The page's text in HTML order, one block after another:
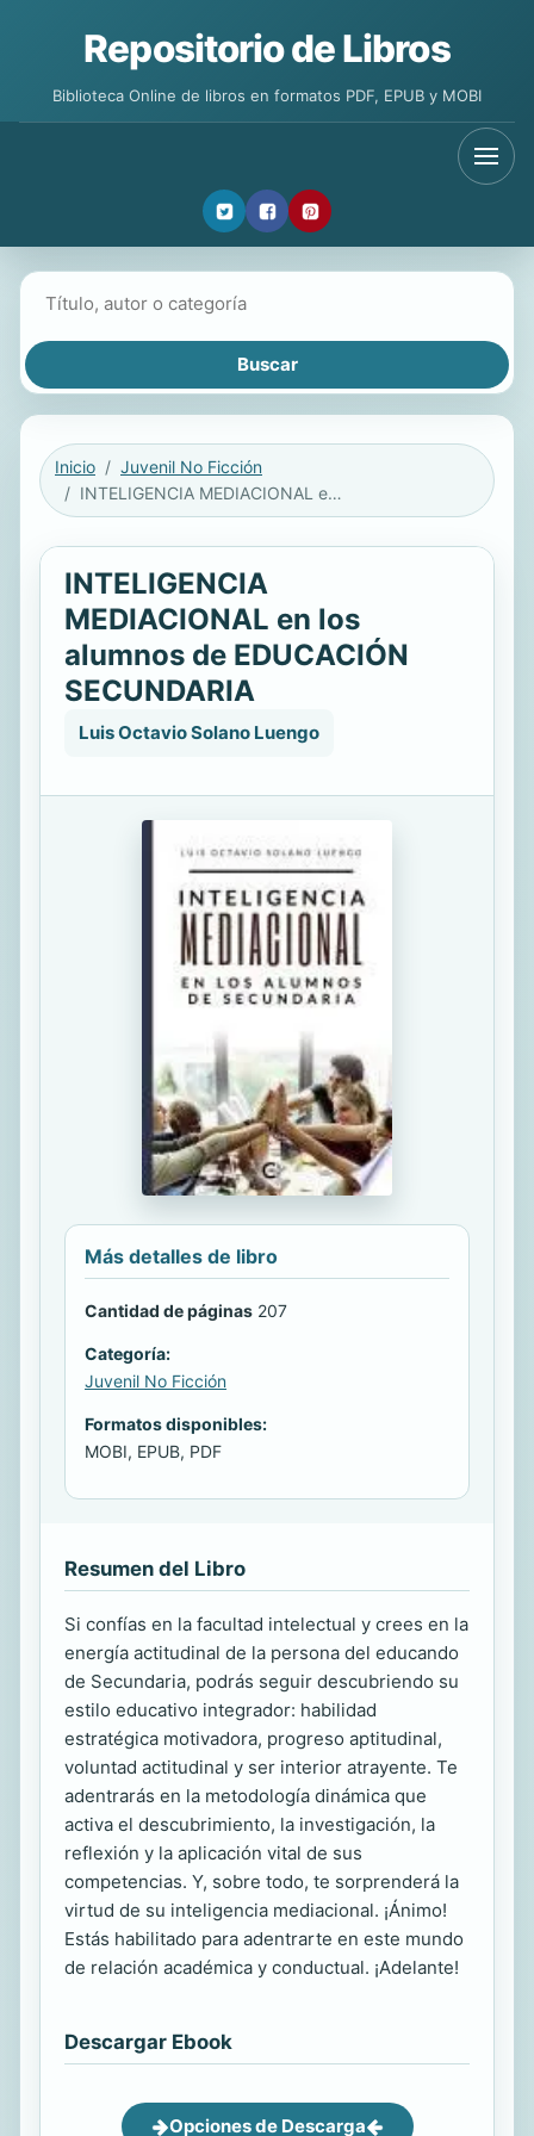
Repositorio de Libros
Biblioteca Online de libros en formatos PDF, EPUB y MOBI
Inicio
Juvenil No Ficción
INTELIGENCIA MEDIACIONAL en los alumnos de EDUCACIÓN SECUNDARIA
INTELIGENCIA
MEDIACIONAL en los
alumnos de EDUCACIÓN
SECUNDARIA
Luis Octavio Solano Luengo
Más detalles de libro
Cantidad de páginas 207
Categoría:
Juvenil No Ficción
Formatos disponibles:
MOBI, EPUB, PDF
Resumen del Libro
Si confías en la facultad intelectual y crees en la
energía actitudinal de la persona del educando
de Secundaria, podrás seguir descubriendo su
estilo educativo integrador: habilidad
estratégica motivadora, progreso aptitudinal,
voluntad actitudinal y ser interior atrayente. Te
adentrarás en la metodología dinámica que
activa el descubrimiento, la investigación, la
reflexión y la aplicación vital de sus
competencias. Y, sobre todo, te sorprenderá la
virtud de su inteligencia mediacional. ¡Ánimo!
Estás habilitado para adentrarte en este mundo
de relación académica y conductual. ¡Adelante!
Descargar Ebook
Opciones de Descarga